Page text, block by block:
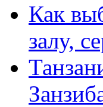
Как
залу,